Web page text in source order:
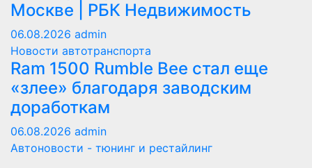
Москве | РБК Недвижимость
06.08.2026 admin
Новости автотранспорта
Ram 1500 Rumble Bee стал еще
«злее» благодаря заводским
доработкам
06.08.2026 admin
Автоновости - тюнинг и рестайлинг